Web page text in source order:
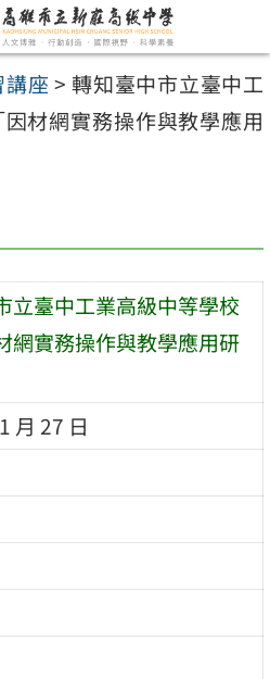
座 > 轉知臺中市立臺中工
材網實務操作與教學應用
立臺中工業高級中等學校
網實務操作與教學應用研
月 27 日